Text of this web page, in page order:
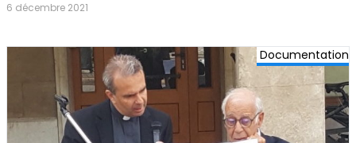
6 décembre 2021
Documentation